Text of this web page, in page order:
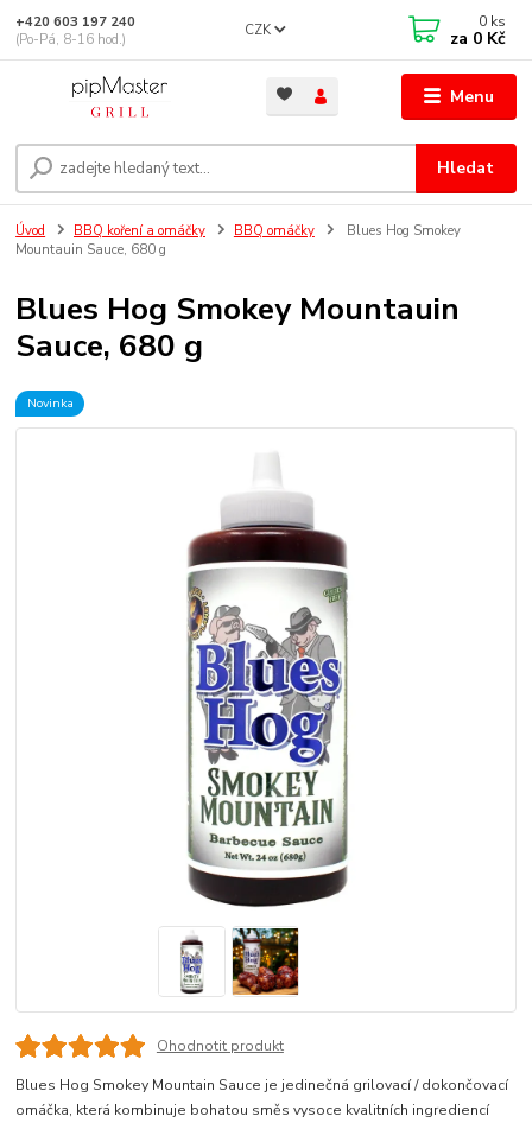
Menu
CZK
Hledat
+420 603 197 240
(Po-Pá, 8-16 hod.)
0 ks
za 0 Kč
Úvod BBQ koření a omáčky BBQ omáčky
Blues Hog Smokey
Mountauin Sauce, 680 g
Blues Hog Smokey Mountauin
Sauce, 680 g
Novinka
Ohodnotit produkt
Blues Hog Smokey Mountain Sauce je jedinečná grilovací / dokončovací
omáčka, která kombinuje bohatou směs vysoce kvalitních ingrediencí